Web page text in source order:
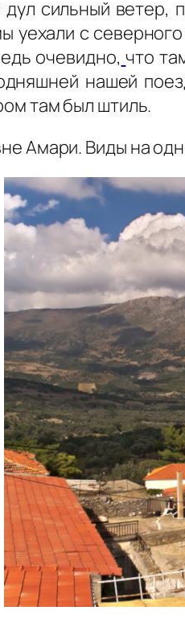
сильный ветер,
уехали с
очевидно, что
нашей
там был штиль.
Амари. Виды на